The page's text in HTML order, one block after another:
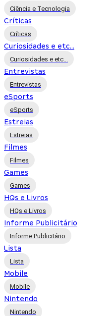
Ciência e Tecnologia
Críticas
Críticas
Curiosidades e etc...
Curiosidades e etc...
Entrevistas
Entrevistas
eSports
eSports
Estreias
Estreias
Filmes
Filmes
Games
Games
HQs e Livros
HQs e Livros
Informe Publicitário
Informe Publicitário
Lista
Lista
Mobile
Mobile
Nintendo
Nintendo